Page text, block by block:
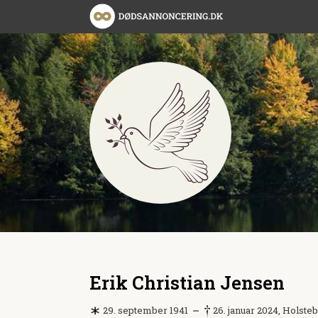
Erik Christian Jensen
29. september 1941 26. januar 2024,